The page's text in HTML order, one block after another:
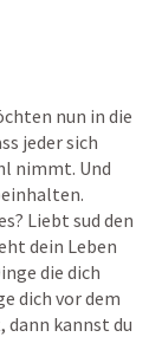
nun in die
jeder sich
nimmt. Und
Liebt sud den
dein Leben
die dich
dich vor dem
dann kannst du